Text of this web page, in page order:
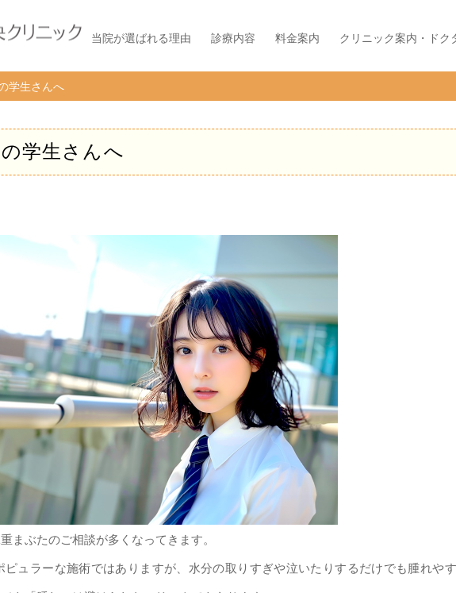
当院が選ばれる理由 診療内容 料金案内 クリニック案内・ドク
学生さんへ
学生さんへ
まぶたのご相談が多くなってきます。
ュラーな施術ではありますが、水分の取りすぎや泣いたりするだけでも腫れや